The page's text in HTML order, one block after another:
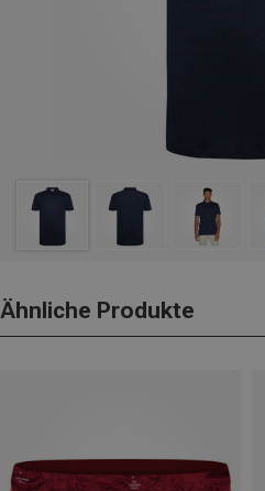
Ähnliche Produkte